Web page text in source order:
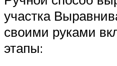
участка
своими руками
этапы: